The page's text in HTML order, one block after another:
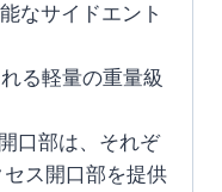
なサイドエント
る軽量の重量級
口部は、それぞ
ス開口部を提供